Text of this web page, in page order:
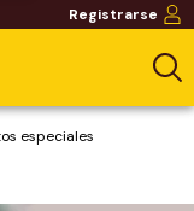
Registrarse
especiales